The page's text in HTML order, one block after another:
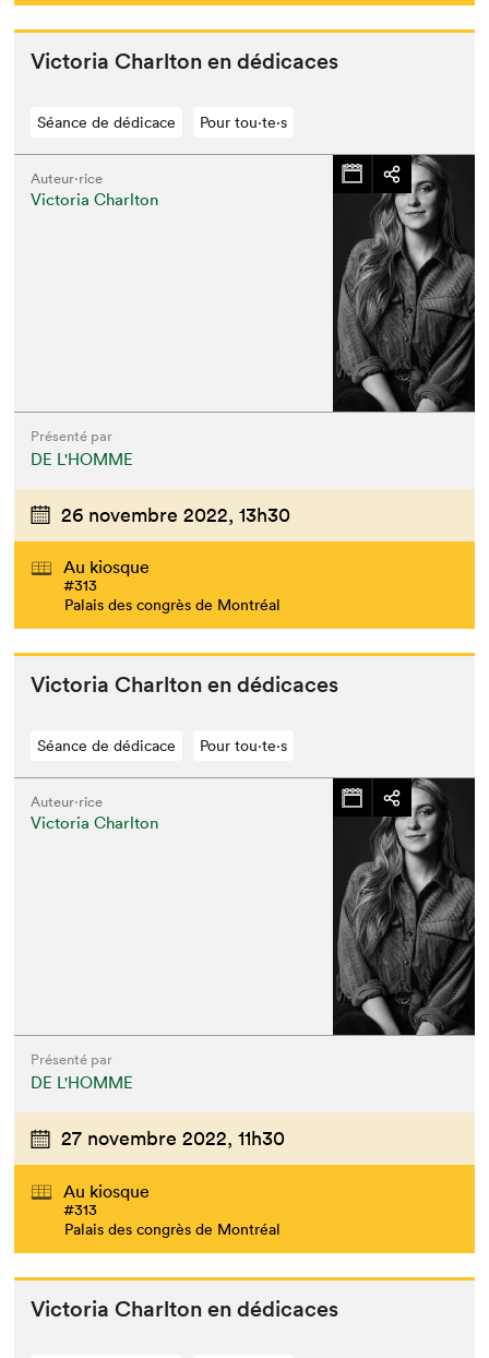
Vic­to­ria Charl­ton en dédicaces
Séance de dédicace Pour tou⋅te⋅s
Auteur·rice
Victoria Charlton
Présenté par
DE L'HOMME
26 novembre 2022, 13h30
Au kiosque
#313
Palais des congrès de Montréal
Vic­to­ria Charl­ton en dédicaces
Séance de dédicace Pour tou⋅te⋅s
Auteur·rice
Victoria Charlton
Présenté par
DE L'HOMME
27 novembre 2022, 11h30
Au kiosque
#313
Palais des congrès de Montréal
Vic­to­ria Charl­ton en dédicaces